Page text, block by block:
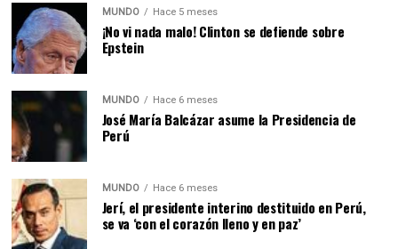
MUNDO Hace 5 meses
¡No vi nada malo! Clinton se defiende sobre
Epstein
MUNDO Hace 6 meses
José María Balcázar asume la Presidencia de
Perú
MUNDO Hace 6 meses
Jerí, el presidente interino destituido en Perú,
se va ‘con el corazón lleno y en paz’